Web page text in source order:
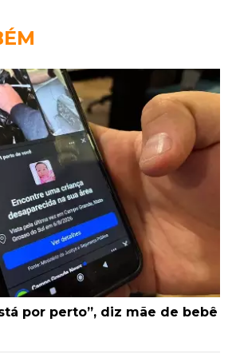
por perto”, diz mãe de bebê